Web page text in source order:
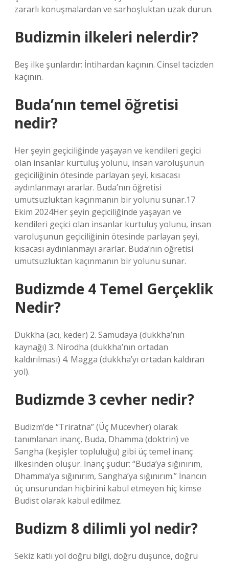
zararlı konuşmalardan ve sarhoşluktan uzak durun.
Budizmin ilkeleri nelerdir?
Beş ilke şunlardır: İntihardan kaçının. Cinsel tacizden
kaçının.
Buda’nın temel öğretisi
nedir?
Her şeyin geçiciliğinde yaşayan ve kendileri geçici
olan insanlar kurtuluş yolunu, insan varoluşunun
geçiciliğinin ötesinde parlayan şeyi, kısacası
aydınlanmayı ararlar. Buda’nın öğretisi
umutsuzluktan kaçınmanın bir yolunu sunar.17
Ekim 2024Her şeyin geçiciliğinde yaşayan ve
kendileri geçici olan insanlar kurtuluş yolunu, insan
varoluşunun geçiciliğinin ötesinde parlayan şeyi,
kısacası aydınlanmayı ararlar. Buda’nın öğretisi
umutsuzluktan kaçınmanın bir yolunu sunar.
Budizmde 4 Temel Gerçeklik
Nedir?
Dukkha (acı, keder) 2. Samudaya (dukkha’nın
kaynağı) 3. Nirodha (dukkha’nın ortadan
kaldırılması) 4. Magga (dukkha’yı ortadan kaldıran
yol).
Budizmde 3 cevher nedir?
Budizm’de “Triratna” (Üç Mücevher) olarak
tanımlanan inanç, Buda, Dhamma (doktrin) ve
Sangha (keşişler topluluğu) gibi üç temel inanç
ilkesinden oluşur. İnanç şudur: “Buda’ya sığınırım,
Dhamma’ya sığınırım, Sangha’ya sığınırım.” İnancın
üç unsurundan hiçbirini kabul etmeyen hiç kimse
Budist olarak kabul edilmez.
Budizm 8 dilimli yol nedir?
Sekiz katlı yol doğru bilgi, doğru düşünce, doğru